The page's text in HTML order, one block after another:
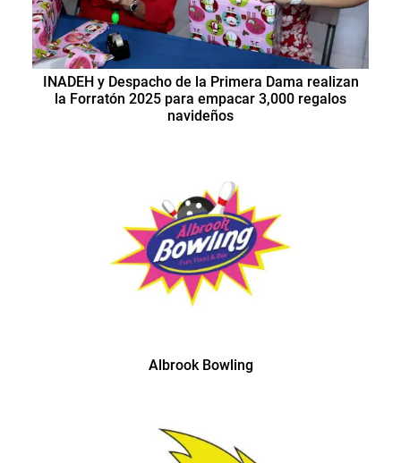
INADEH y Despacho de la Primera Dama realizan
la Forratón 2025 para empacar 3,000 regalos
navideños
Albrook Bowling